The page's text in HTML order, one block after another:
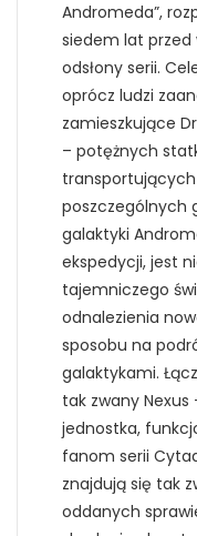
Andromeda”,
siedem lat przed
odsłony serii.
oprócz ludzi
zamieszkujące
– potężnych
poszczególnych
galaktyki
ekspedycji, jest
tajemniczego
odnalezienia
sposobu na
galaktykami.
tak zwany
jednostka,
fanom serii
znajdują się tak
oddanych